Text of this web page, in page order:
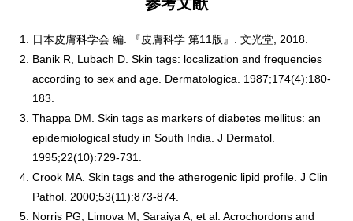
日本皮膚科学会 編. 『皮膚科学 第11版』. 文光堂, 2018.
Banik R, Lubach D. Skin tags: localization and frequencies
according to sex and age. Dermatologica. 1987;174(4):180-
183.
Thappa DM. Skin tags as markers of diabetes mellitus: an
epidemiological study in South India. J Dermatol.
1995;22(10):729-731.
Crook MA. Skin tags and the atherogenic lipid profile. J Clin
Pathol. 2000;53(11):873-874.
Norris PG, Limova M, Saraiya A, et al. Acrochordons and